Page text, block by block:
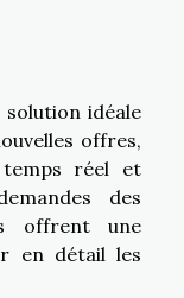
idéale
offres,
réel et
des
offrent une
en détail les